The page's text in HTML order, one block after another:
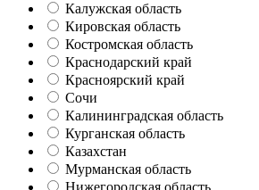
Калужская область
Кировская область
Костромская область
Краснодарский край
Красноярский край
Сочи
Калининградская область
Курганская область
Казахстан
Мурманская область